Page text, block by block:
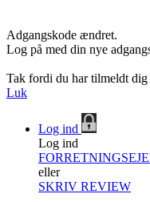
Adgangskode ændret.
Log på med din nye
Tak fordi du har tilmeldt dig
Luk
Log ind
Log ind
eller
SKRIV REVIEW